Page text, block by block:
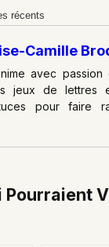
récents
Camille
avec
jeux de lettres
pour faire